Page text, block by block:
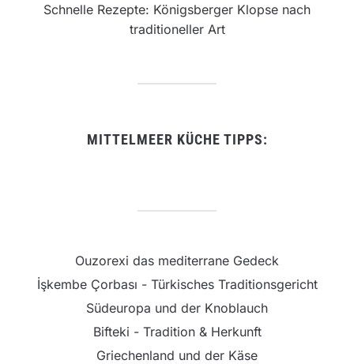
Schnelle Rezepte: Königsberger Klopse nach
traditioneller Art
MITTELMEER KÜCHE TIPPS:
Ouzorexi das mediterrane Gedeck
İşkembe Çorbası - Türkisches Traditionsgericht
Südeuropa und der Knoblauch
Bifteki - Tradition & Herkunft
Griechenland und der Käse